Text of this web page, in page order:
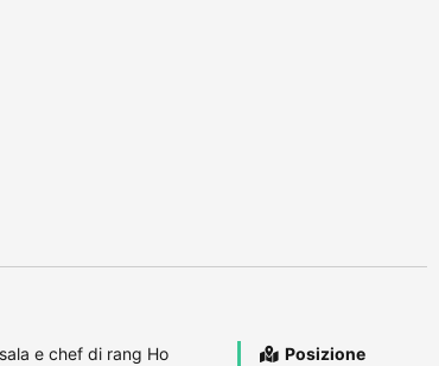
e chef di rang Ho
Posizione